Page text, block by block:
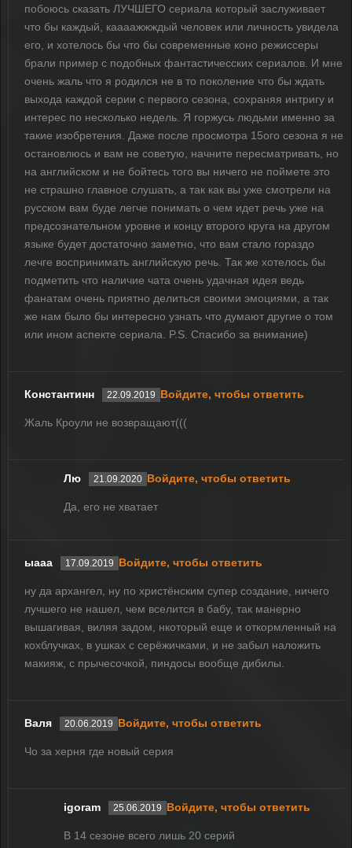
побоюсь сказать ЛУЧШЕГО сериала который заслуживает
что бы каждый, каааажжждый человек или личность увидела
его, и хотелось бы что бы современные коно режиссеры
брали пример с подобных фантастичесских сериалов. И мне
очень жаль что я родился не в то поколение что бы ждать
выхода каждой серии с первого сезона, сохраняя интригу и
интерес по несколько недель. Я горжусь людьми именно за
такие изобретения. Даже после просмотра 15ого сезона я не
остановлюсь и вам не советую, начните пересматривать, но
на английском и не бойтесь того вы ничего не поймете это
не страшно главное слушать, а так как вы уже смотрели на
русском вам буде легче понимать о чем идет речь уже на
предсознательном уровне и концу второго круга на другом
языке будет достаточно заметно, что вам стало гораздо
лечге воспринимать английскую речь. Так же хотелось бы
подметить что наличие чата очень удачная идея ведь
фанатам очень приятно делиться своими эмоциями, а так
же нам было бы интересно узнать что думают другие о том
или ином аспекте сериала. P.S. Спасибо за внимание)
Константинн 22.09.2019 Войдите, чтобы ответить
Жаль Кроули не возвращают(((
Лю 21.09.2020 Войдите, чтобы ответить
Да, его не хватает
ыааа 17.09.2019 Войдите, чтобы ответить
ну да архангел, ну по христёнским супер создание, ничего
лучшего не нашел, чем вселится в бабу, так манерно
вышагивая, виляя задом, нкоторый еще и откормленный на
кохблучках, в ушках с серёжичками, и не забыл наложить
макияж, с прычесочкой, пиндосы вообще дибилы.
Валя 20.06.2019 Войдите, чтобы ответить
Чо за херня где новый серия
igoram 25.06.2019 Войдите, чтобы ответить
В 14 сезоне всего лишь 20 серий